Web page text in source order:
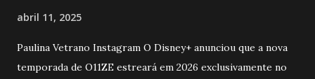
abril 11, 2025
Paulina Vetrano Instagram O Disney+ anunciou que a nova
temporada de O11ZE estreará em 2026 exclusivamente no